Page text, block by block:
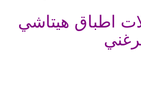
اطباق هيتاشي